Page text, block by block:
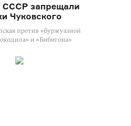
СССР запрещали
Чуковского
против «буржуазной
и «Бибигона»